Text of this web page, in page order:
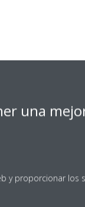
una
y proporcionar los